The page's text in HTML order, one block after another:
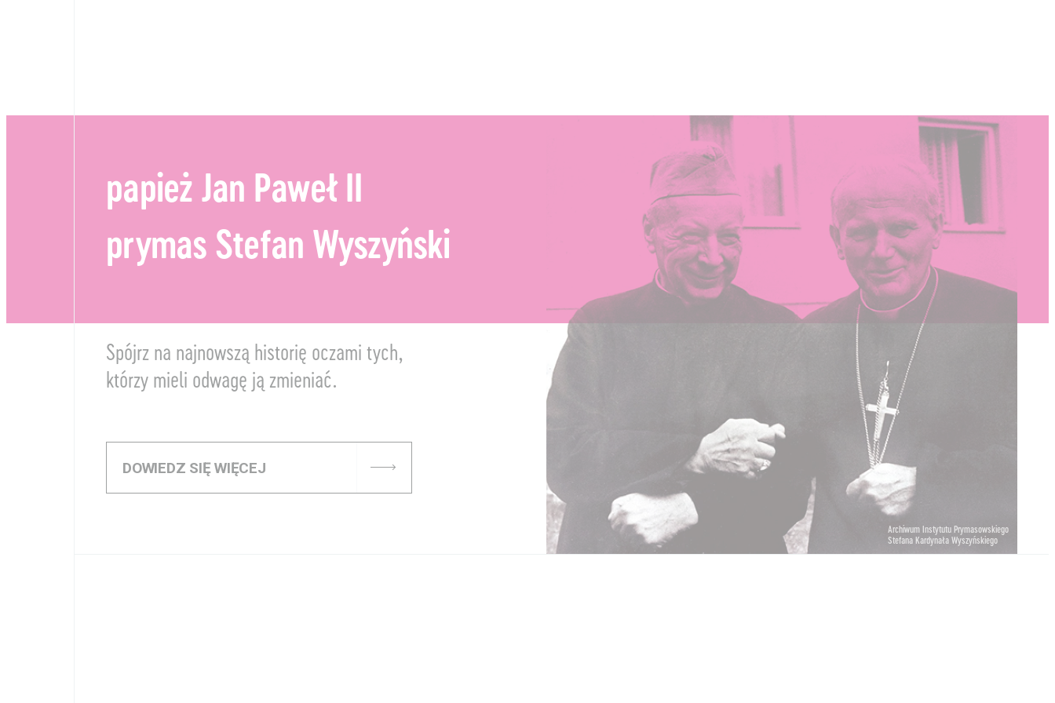
papież Jan Paweł II
prymas Stefan Wyszyński
Spójrz na najnowszą historię oczami tych,
którzy mieli odwagę ją zmieniać.
DOWIEDZ SIĘ WIĘCEJ
Archiwum Instytutu Prymasowskiego
Stefana Kardynała Wyszyńskiego